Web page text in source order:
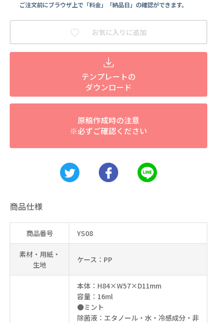
ご注文前にブラウザ上で「料金」「納品日」の確認ができます。
お気に入りに追加
テンプレートの
ダウンロード
原稿作成時の注意
※必ずご確認ください
商品仕様
商品番号 YS08
素材・用紙・
生地
ケース：PP
本体：H84×W57×D11mm
容量：16ml
●ミント
除菌液：エタノール・水・冷感成分・非